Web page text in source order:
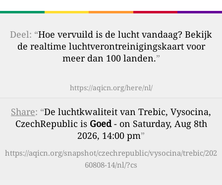
Deel: “Hoe vervuild is de lucht vandaag? Bekijk
de realtime luchtverontreinigingskaart voor
meer dan 100 landen.”
https://aqicn.org/here/nl/
Share: “De luchtkwaliteit van Trebic, Vysocina,
CzechRepublic is Goed- on Saturday, Aug 8th
2026, 14:00 pm”
https://aqicn.org/snapshot/czechrepublic/vysocina/trebic/202
60808-14/nl/?cs